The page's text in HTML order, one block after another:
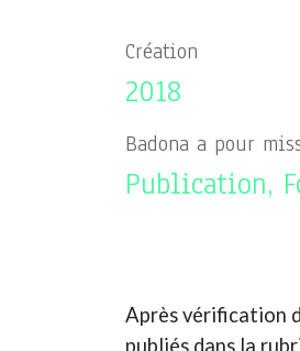
Création
2018
Badona a pour
Publication,
Après vérification
publiés dans la